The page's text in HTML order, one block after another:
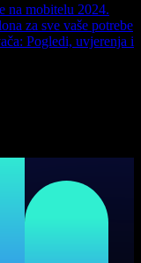
na mobitelu 2024.
za sve vaše potrebe
Pogledi, uvjerenja i